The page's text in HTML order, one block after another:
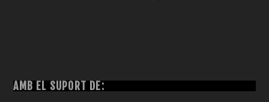
AMB EL SUPORT DE: